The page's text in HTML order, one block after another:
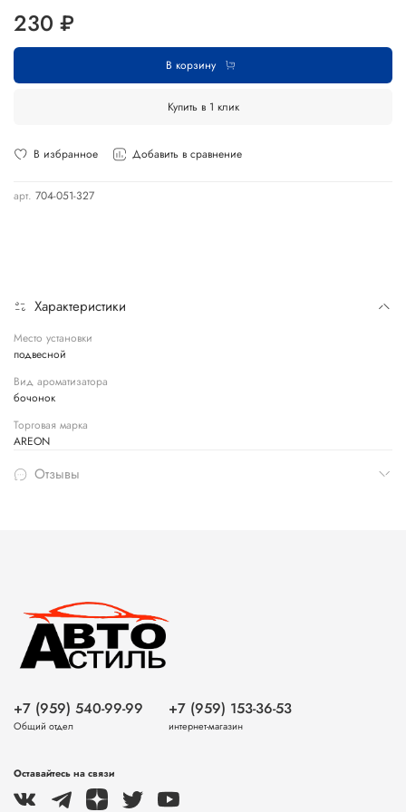
В избранное Добавить в сравнение
арт. 704-051-327
230 ₽
В корзину
Купить в 1 клик
Характеристики
Место установки
подвесной
Вид ароматизатора
бочонок
Торговая марка
AREON
Отзывы
+7 (959) 540-99-99
Общий отдел
+7 (959) 153-36-53
интернет-магазин
Оставайтесь на связи